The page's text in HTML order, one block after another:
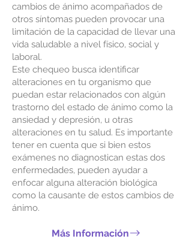
cambios de ánimo acompañados de
otros síntomas pueden provocar una
limitación de la capacidad de llevar una
vida saludable a nivel físico, social y
laboral.
Este chequeo busca identificar
alteraciones en tu organismo que
puedan estar relacionados con algún
trastorno del estado de ánimo como la
ansiedad y depresión, u otras
alteraciones en tu salud. Es importante
tener en cuenta que si bien estos
exámenes no diagnostican estas dos
enfermedades, pueden ayudar a
enfocar alguna alteración biológica
como la causante de estos cambios de
ánimo.
Más Información